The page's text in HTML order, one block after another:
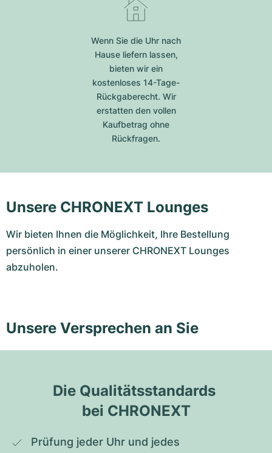
Wenn Sie die Uhr nach
Hause liefern lassen,
bieten wir ein
kostenloses 14-Tage-
Rückgaberecht. Wir
erstatten den vollen
Kaufbetrag ohne
Rückfragen.
Unsere CHRONEXT Lounges
Wir bieten Ihnen die Möglichkeit, Ihre Bestellung
persönlich in einer unserer CHRONEXT Lounges
abzuholen.
Unsere Versprechen an Sie
Die Qualitätsstandards
bei CHRONEXT
Prüfung jeder Uhr und jedes